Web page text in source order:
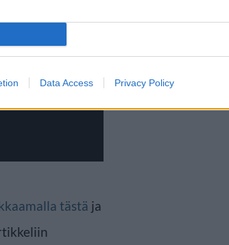
Data Access Privacy Policy
tästä ja